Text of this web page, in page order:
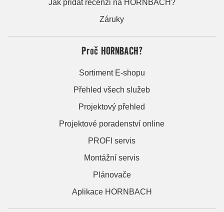
Jak přidat recenzi na HORNBACH?
Záruky
Proč HORNBACH?
Sortiment E-shopu
Přehled všech služeb
Projektový přehled
Projektové poradenství online
PROFI servis
Montážní servis
Plánovače
Aplikace HORNBACH